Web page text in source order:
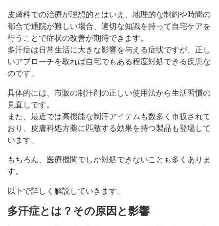
皮膚科での治療が理想的とはいえ、地理的な制約や時間の
都合で通院が難しい場合、適切な知識を持って自宅ケアを
行うことで症状の改善が期待できます。
多汗症は日常生活に大きな影響を与える症状ですが、正し
いアプローチを取れば自宅でもある程度対処できる疾患な
のです。
具体的には、市販の制汗剤の正しい使用法から生活習慣の
見直しです。
また、最近では高機能な制汗アイテムも数多く市販されて
おり、皮膚科処方薬に匹敵する効果を持つ製品も登場して
います。
もちろん、医療機関でしか対処できないことも多くありま
す。
以下で詳しく解説していきます。
多汗症とは？その原因と影響